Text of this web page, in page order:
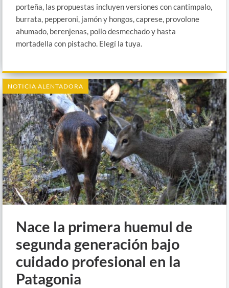
porteña, las propuestas incluyen versiones con cantimpalo,
burrata, pepperoni, jamón y hongos, caprese, provolone
ahumado, berenjenas, pollo desmechado y hasta
mortadella con pistacho. Elegí la tuya.
NOTICIA ALENTADORA
Nace la primera huemul de
segunda generación bajo
cuidado profesional en la
Patagonia